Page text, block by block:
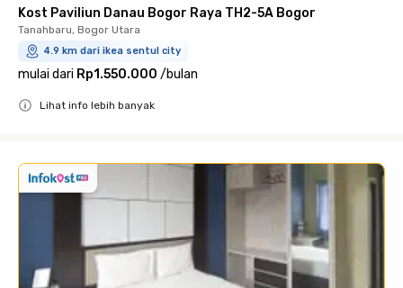
Kost Paviliun Danau Bogor Raya TH2-5A Bogor
Tanahbaru, Bogor Utara
4.9 km dari ikea sentul city
mulai dari Rp1.550.000 /bulan
Lihat info lebih banyak